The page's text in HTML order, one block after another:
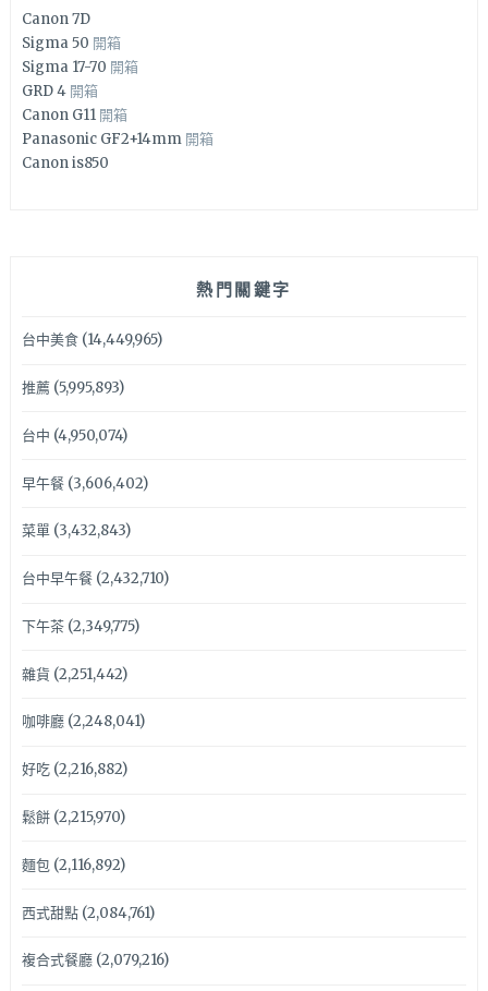
Canon 7D
Sigma 50 開箱
Sigma 17-70 開箱
GRD 4 開箱
Canon G11 開箱
Panasonic GF2+14mm 開箱
Canon is850
熱門關鍵字
台中美食(14,449,965)
推薦(5,995,893)
台中 (4,950,074)
早午餐(3,606,402)
菜單(3,432,843)
台中早午餐(2,432,710)
下午茶(2,349,775)
雜貨 (2,251,442)
咖啡廳(2,248,041)
好吃(2,216,882)
鬆餅(2,215,970)
麵包(2,116,892)
西式甜點(2,084,761)
複合式餐廳(2,079,216)